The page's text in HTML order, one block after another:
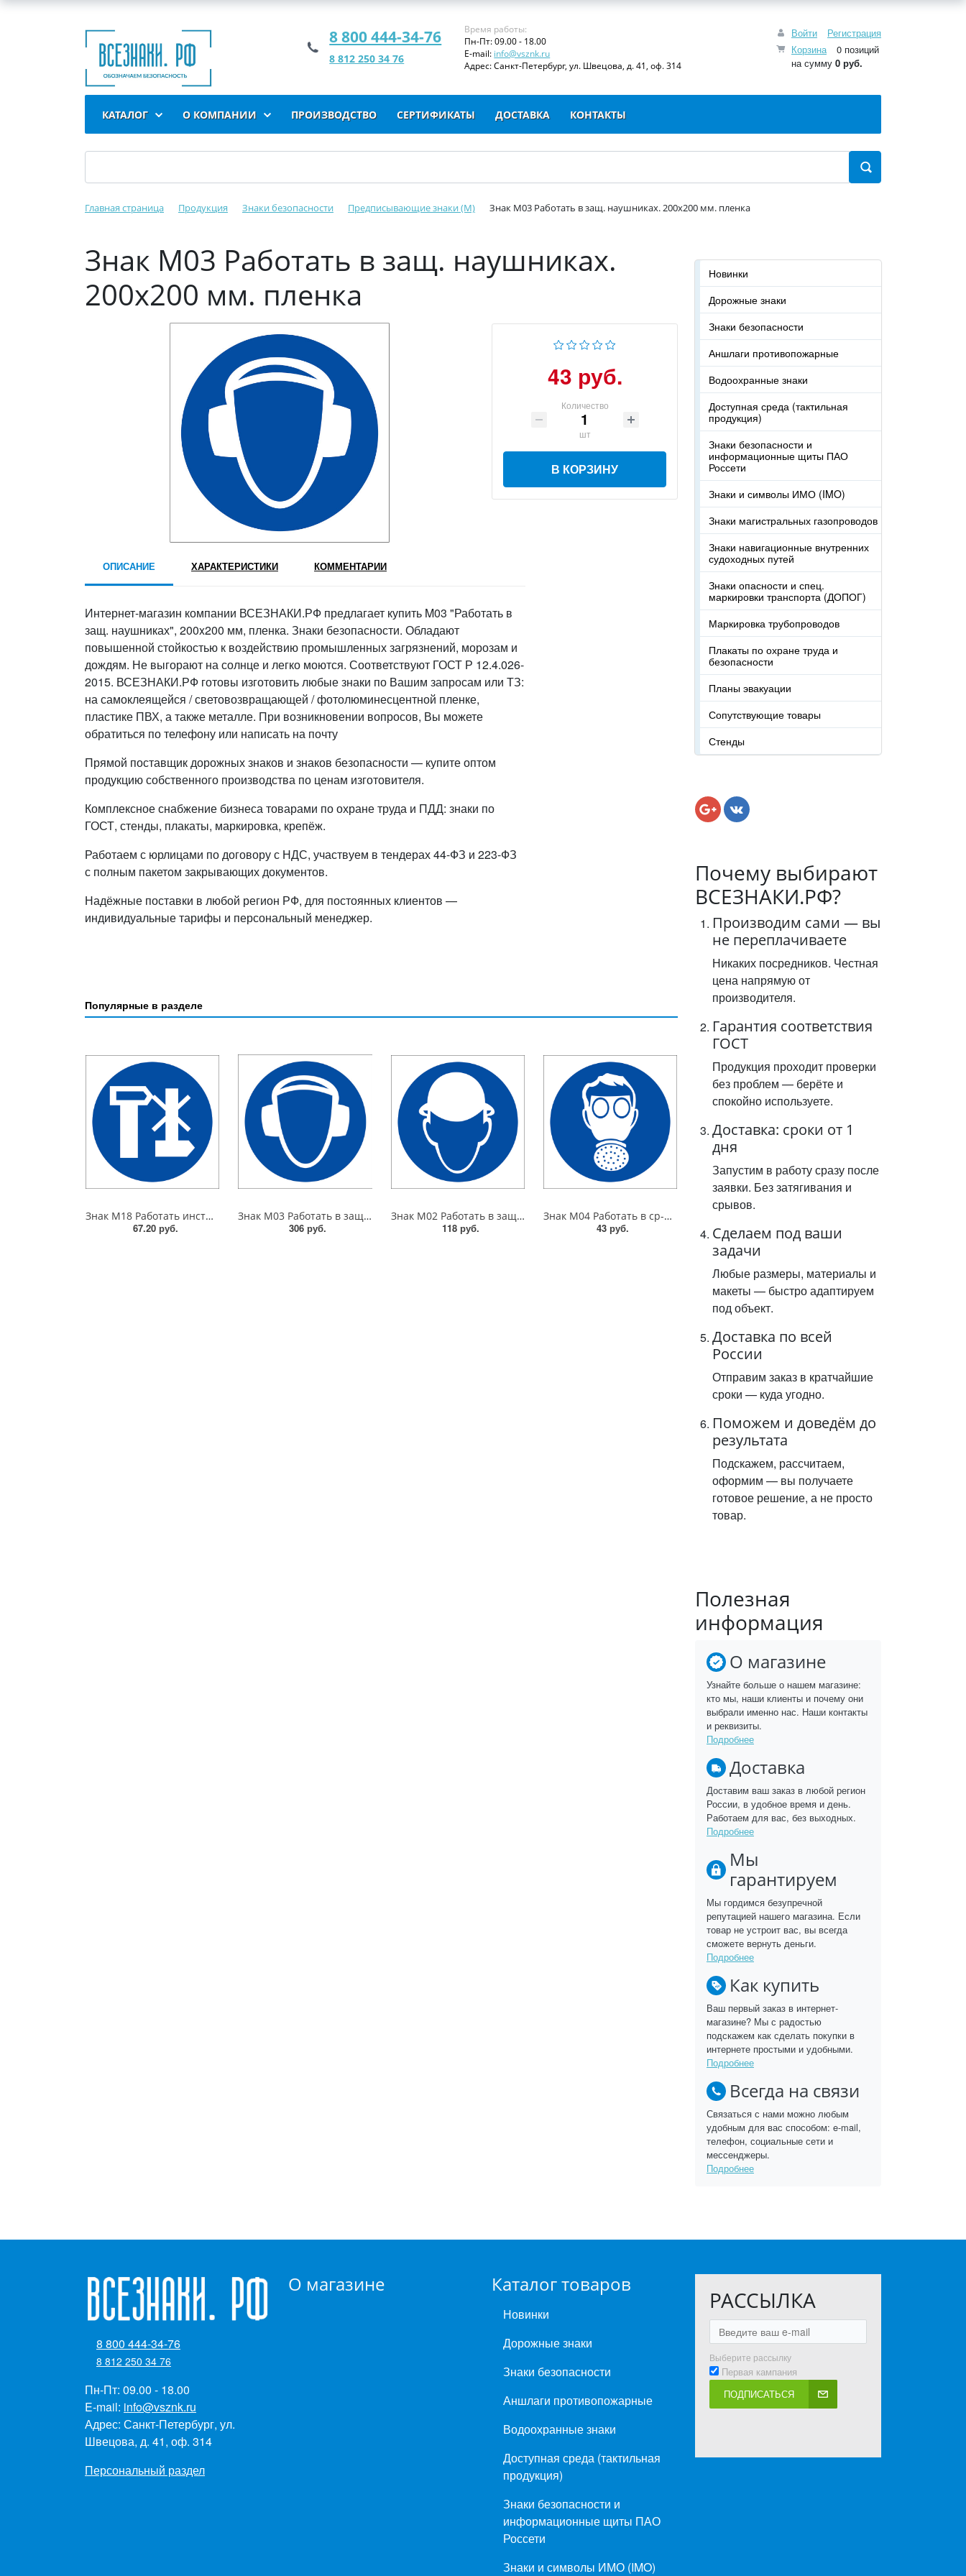
Войти
Регистрация
Корзина
0 позиций
на сумму 0 руб.
8 800 444-34-76
8 812 250 34 76
Время работы:
Пн-Пт: 09.00 - 18.00
E-mail: info@vsznk.ru
Адрес: Санкт-Петербург, ул. Швецова, д. 41, оф. 314
КАТАЛОГ О КОМПАНИИ ПРОИЗВОДСТВО СЕРТИФИКАТЫ ДОСТАВКА КОНТАКТЫ
Главная страница Продукция Знаки безопасности Предписывающие знаки (M) Знак M03 Работать в защ. наушниках. 200x200 мм. пленка
Знак M03 Работать в защ. наушниках.
200x200 мм. пленка
43 руб.
Количество
шт
В КОРЗИНУ
ОПИСАНИЕ ХАРАКТЕРИСТИКИ КОММЕНТАРИИ
Интернет-магазин компании ВСЕЗНАКИ.РФ предлагает купить M03 "Работать в
защ. наушниках", 200x200 мм, пленка. Знаки безопасности. Обладают
повышенной стойкостью к воздействию промышленных загрязнений, морозам и
дождям. Не выгорают на солнце и легко моются. Соответствуют ГОСТ Р 12.4.026-
2015. ВСЕЗНАКИ.РФ готовы изготовить любые знаки по Вашим запросам или ТЗ:
на самоклеящейся / световозвращающей / фотолюминесцентной пленке,
пластике ПВХ, а также металле. При возникновении вопросов, Вы можете
обратиться по телефону или написать на почту
Прямой поставщик дорожных знаков и знаков безопасности — купите оптом
продукцию собственного производства по ценам изготовителя.
Комплексное снабжение бизнеса товарами по охране труда и ПДД: знаки по
ГОСТ, стенды, плакаты, маркировка, крепёж.
Работаем с юрлицами по договору с НДС, участвуем в тендерах 44-ФЗ и 223-ФЗ
с полным пакетом закрывающих документов.
Надёжные поставки в любой регион РФ, для постоянных клиентов —
индивидуальные тарифы и персональный менеджер.
Популярные в разделе
Знак M18 Работать инструментом не дающим искры. 200x200 мм. пластик 2 мм
67.20 руб.
Знак M03 Работать в защ. наушниках. 300x300 мм. металл 0.5 мм
306 руб.
Знак M02 Работать в защ. каске (шлеме). 200x200 мм. пластик 2 мм
118 руб.
Знак M04 Работать в ср-вах инд. защиты органов дыхания. 200x200 мм. пленка
43 руб.
Новинки
Дорожные знаки
Знаки безопасности
Аншлаги противопожарные
Водоохранные знаки
Доступная среда (тактильная
продукция)
Знаки безопасности и
информационные щиты ПАО
Россети
Знаки и символы ИМО (IMO)
Знаки магистральных газопроводов
Знаки навигационные внутренних
судоходных путей
Знаки опасности и спец.
маркировки транспорта (ДОПОГ)
Маркировка трубопроводов
Плакаты по охране труда и
безопасности
Планы эвакуации
Сопутствующие товары
Стенды
Почему выбирают
ВСЕЗНАКИ.РФ?
Производим сами — вы
не переплачиваете
Никаких посредников. Честная
цена напрямую от
производителя.
Гарантия соответствия
ГОСТ
Продукция проходит проверки
без проблем — берёте и
спокойно используете.
Доставка: сроки от 1
дня
Запустим в работу сразу после
заявки. Без затягивания и
срывов.
Сделаем под ваши
задачи
Любые размеры, материалы и
макеты — быстро адаптируем
под объект.
Доставка по всей
России
Отправим заказ в кратчайшие
сроки — куда угодно.
Поможем и доведём до
результата
Подскажем, рассчитаем,
оформим — вы получаете
готовое решение, а не просто
товар.
Полезная
информация
О магазине
Узнайте больше о нашем магазине:
кто мы, наши клиенты и почему они
выбрали именно нас. Наши контакты
и реквизиты.
Подробнее
Доставка
Доставим ваш заказ в любой регион
России, в удобное время и день.
Работаем для вас, без выходных.
Подробнее
Мы
гарантируем
Мы гордимся безупречной
репутацией нашего магазина. Если
товар не устроит вас, вы всегда
сможете вернуть деньги.
Подробнее
Как купить
Ваш первый заказ в интернет-
магазине? Мы с радостью
подскажем как сделать покупки в
интернете простыми и удобными.
Подробнее
Всегда на связи
Связаться с нами можно любым
удобным для вас способом: e-mail,
телефон, социальные сети и
мессенджеры.
Подробнее
О магазине Каталог товаров
Новинки
Дорожные знаки
Знаки безопасности
Аншлаги противопожарные
Водоохранные знаки
Доступная среда (тактильная
продукция)
Знаки безопасности и
информационные щиты ПАО
Россети
Знаки и символы ИМО (IMO)
РАССЫЛКА
Выберите рассылку
Первая кампания
ПОДПИСАТЬСЯ
8 800 444-34-76
8 812 250 34 76
Пн-Пт: 09.00 - 18.00
E-mail: info@vsznk.ru
Адрес: Санкт-Петербург, ул.
Швецова, д. 41, оф. 314
Персональный раздел